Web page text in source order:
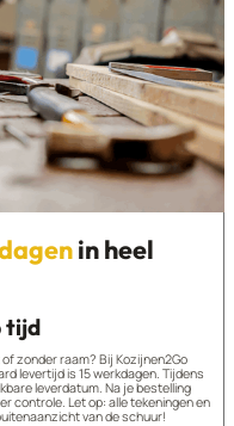
in heel
tijd
zonder raam? Bij Kozijnen2Go
levertijd is 15 werkdagen. Tijdens
leverdatum. Na je bestelling
controle. Let op: alle tekeningen en
van de schuur!